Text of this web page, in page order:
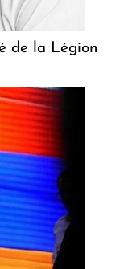
de la Légion